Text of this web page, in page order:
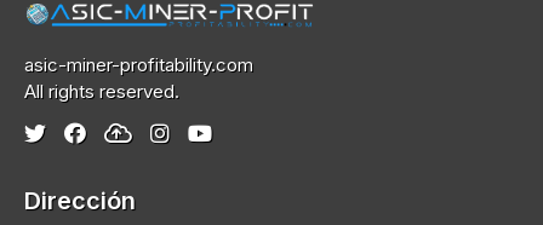
asic-miner-profitability.com
All rights reserved.
Dirección